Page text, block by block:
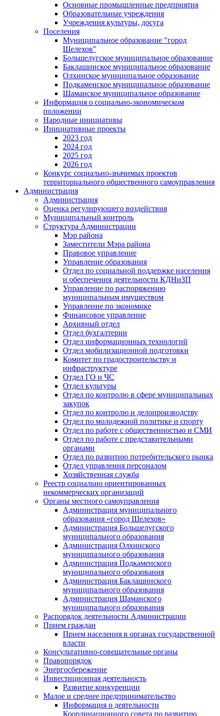
Основные промышленные предприятия
Образовательные учреждения
Учреждения культуры, досуга
Поселения
Муниципальное образование "город
Шелехов"
Большелугское муниципальное образование
Баклашинское муниципальное образование
Олхинское муниципальное образование
Подкаменское муниципальное образование
Шаманское муниципальное образование
Информация о социально-экономическом
положении
Народные инициативы
Инициативные проекты
2023 год
2024 год
2025 год
2026 год
Конкурс социально-значимых проектов
территориального общественного самоуправления
Администрация
Администрация
Оценка регулирующего воздействия
Муниципальный контроль
Структура Администрации
Мэр района
Заместители Мэра района
Правовое управление
Управление образования
Отдел по социальной поддержке населения
и обеспечения деятельности КДНиЗП
Управление по распоряжению
муниципальным имуществом
Управление по экономике
Финансовое управление
Архивный отдел
Отдел бухгалтерии
Отдел информационных технологий
Отдел мобилизационной подготовки
Комитет по градостроительству и
инфраструктуре
Отдел ГО и ЧС
Отдел культуры
Отдел по контролю в сфере муниципальных
закупок
Отдел по контролю и делопроизводству
Отдел по молодежной политике и спорту
Отдел по работе с общественностью и СМИ
Отдел по работе с представительными
органами
Отдел по развитию потребительского рынка
Отдел управления персоналом
Хозяйственная служба
Реестр социально ориентированных
некоммерческих организаций
Органы местного самоуправления
Администрация муниципального
образования «город Шелехов»
Администрация Большелугского
муниципального образования
Администрация Олхинского
муниципального образования
Администрация Подкаменского
муниципального образования
Администрация Баклашинского
муниципального образования
Администрация Шаманского
муниципального образования
Распорядок деятельности Администрации
Прием граждан
Прием населения в органах государственной
власти
Консультативно-совещательные органы
Правопорядок
Энергосбережение
Инвестиционная деятельность
Развитие конкуренции
Малое и среднее предпринимательство
Информация о деятельности
Координационного совета по развитию